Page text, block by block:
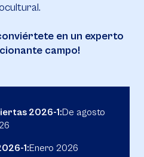
en un experto
campo!
2026-1:De agosto
1:Enero 2026